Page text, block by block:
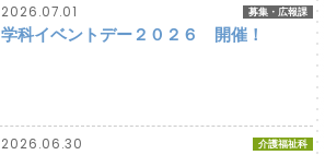
2026.07.01 募集・広報課
学科イベントデー２０２６ 開催！
2026.06.30 介護福祉科